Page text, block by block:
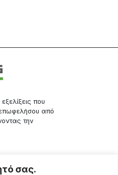
σας.
που
από
την